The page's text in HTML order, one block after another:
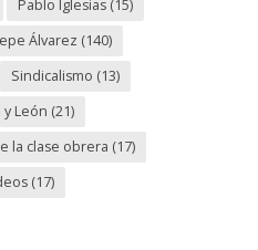
Pablo Iglesias(15)
Álvarez (140)
Sindicalismo (13)
y León (21)
la clase obrera (17)
(17)